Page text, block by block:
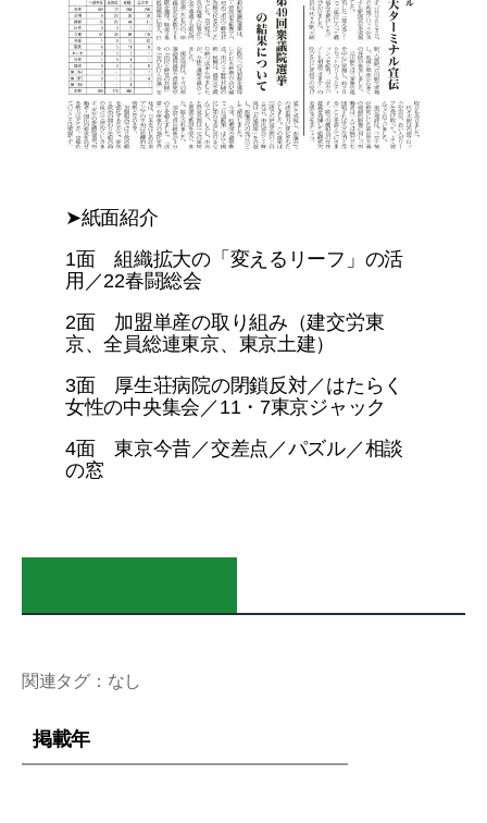
➤紙面紹介
1面 組織拡大の「変えるリーフ」の活
用／22春闘総会
2面 加盟単産の取り組み（建交労東
京、全員総連東京、東京土建）
3面 厚生荘病院の閉鎖反対／はたらく
女性の中央集会／11・7東京ジャック
4面 東京今昔／交差点／パズル／相談
の窓
関連タグ：なし
掲載年